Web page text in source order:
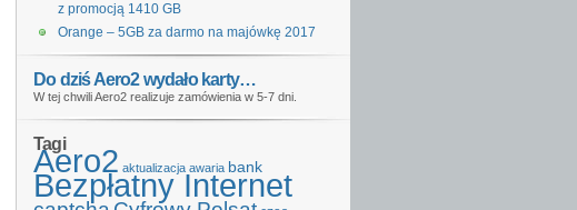
z promocją 1410 GB
Orange – 5GB za darmo na majówkę 2017
Do dziś Aero2 wydało karty…
W tej chwili Aero2 realizuje zamówienia w 5-7 dni.
Tagi
Aero2 aktualizacja awaria bank
Bezpłatny Internet